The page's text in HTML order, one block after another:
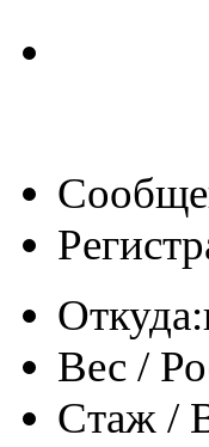
Откуда:
Вес /
Стаж /